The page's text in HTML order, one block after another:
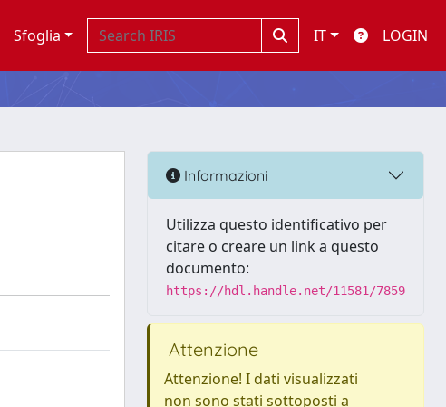
Sfoglia IT LOGIN
Informazioni
Utilizza questo identificativo per
citare o creare un link a questo
documento:
https://hdl.handle.net/11581/7859
Attenzione
Attenzione! I dati visualizzati
non sono stati sottoposti a